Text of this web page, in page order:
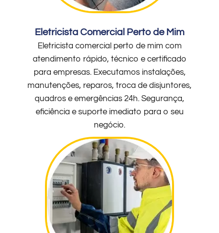
Eletricista Comercial Perto de Mim
Eletricista comercial perto de mim com
atendimento rápido, técnico e certificado
para empresas. Executamos instalações,
manutenções, reparos, troca de disjuntores,
quadros e emergências 24h. Segurança,
eficiência e suporte imediato para o seu
negócio.